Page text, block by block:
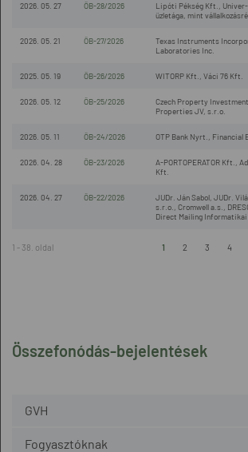
Összefonódás-bejelentések
GVH
Fogyasztóknak
2026. 05. 27 ÖB-28/2026
Lipóti Pékség Kft.,
üzletága, mint
2026. 05. 21 ÖB-27/2026
Texas Instruments
Laboratories Inc.
2025. 05. 19 ÖB-26/2026 WITORP Kft., Váci 76 Kft.
2026. 05. 12 ÖB-25/2026
Czech Property
Properties JV, s.r.o.
2026. 05. 11 ÖB-24/2026 OTP Bank Nyrt., Financial
2026. 04. 28 ÖB-23/2026
A-PORTOPERATOR Kft.,
Kft.
2026. 04. 27 ÖB-22/2026
JUDr. Ján Sabol, JUDr.
s.r.o., Cromwell a.s.,
Direct Mailing Informatikai
1 - 38. oldal 1 2 3 4